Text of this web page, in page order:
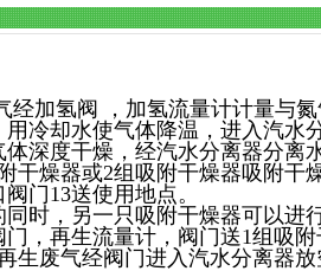
经加氢阀 ，加氢流量计计量与
冷却水使气体降温，进入汽水
深度干燥，经汽水分离器分离水
干燥器或2组吸附干燥器吸附干
门13送使用地点。
时，另一只吸附干燥器可以进
，再生流量计，阀门送1组吸附
生废气经阀门进入汽水分离器放